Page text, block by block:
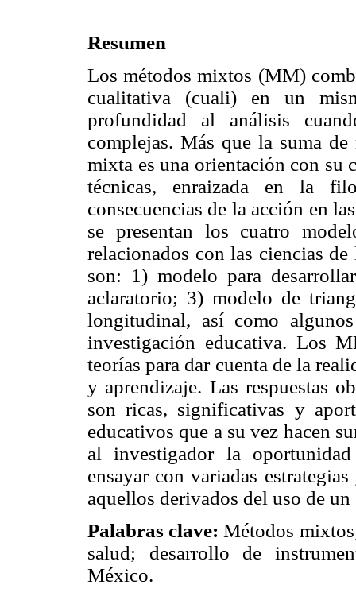
Resumen
Los métodos mixtos (MM)
cualitativa (cuali) en un
profundidad al análisis
complejas. Más que la suma
mixta es una orientación con su
técnicas, enraizada en la
consecuencias de la acción en
se presentan los cuatro
relacionados con las ciencias
son: 1) modelo para
aclaratorio; 3) modelo de
longitudinal, así como
investigación educativa. Los
teorías para dar cuenta de la
y aprendizaje. Las respuestas
son ricas, significativas y
educativos que a su vez hacen
al investigador la
ensayar con variadas
aquellos derivados del uso de
Palabras clave: Métodos
salud; desarrollo de
México.